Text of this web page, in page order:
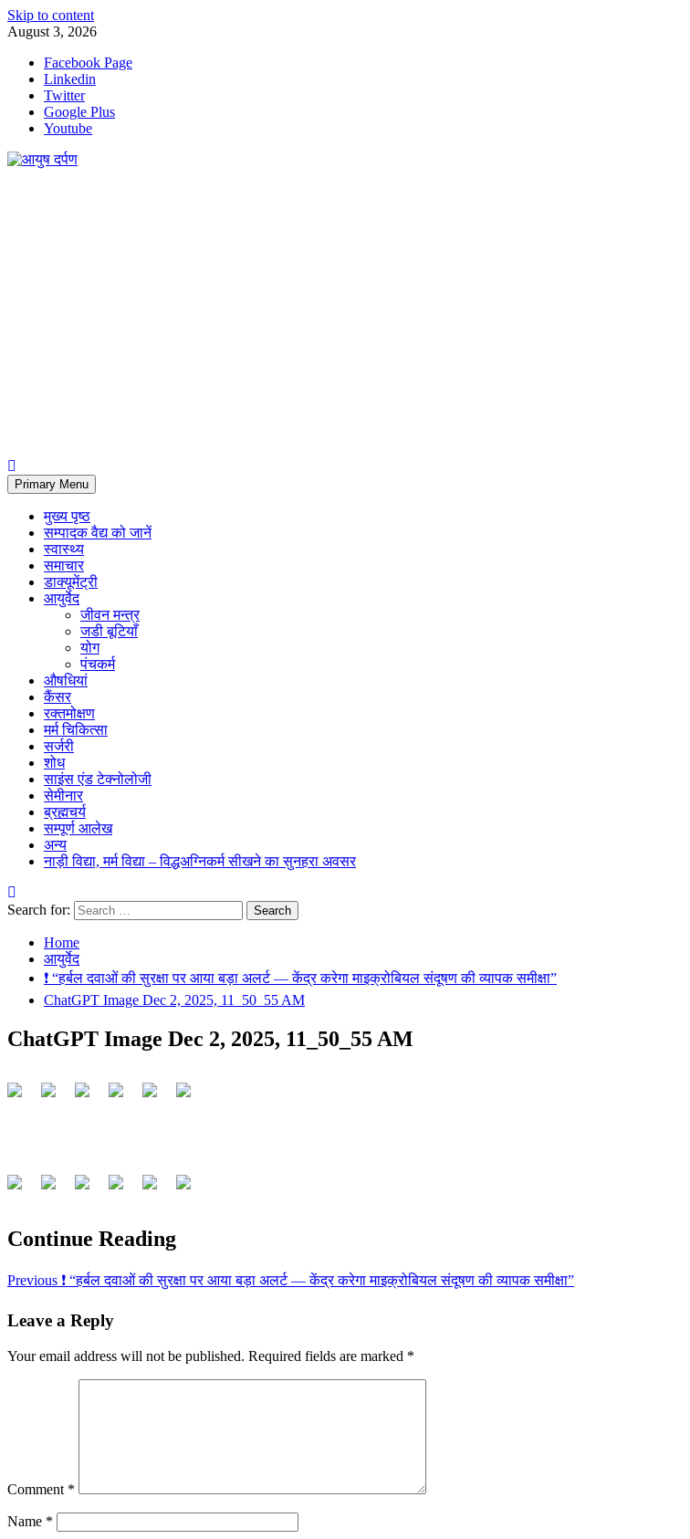
Skip to content
August 3, 2026
Facebook Page
Linkedin
Twitter
Google Plus
Youtube
Primary Menu
मुख्य पृष्ठ
सम्पादक वैद्य को जानें
स्वास्थ्य
समाचार
डाक्यूमेंट्री
आयुर्वेद
जीवन मन्त्र
जडी बूटियाँ
योग
पंचकर्म
औषधियां
कैंसर
रक्तमोक्षण
मर्म चिकित्सा
सर्जरी
शोध
साइंस एंड टेक्नोलोजी
सेमीनार
ब्रह्मचर्य
सम्पूर्ण आलेख
अन्य
नाड़ी विद्या, मर्म विद्या – विद्धअग्निकर्म सीखने का सुनहरा अवसर
Search for:
Home
आयुर्वेद
❗ “हर्बल दवाओं की सुरक्षा पर आया बड़ा अलर्ट — केंद्र करेगा माइक्रोबियल संदूषण की व्यापक समीक्षा”
ChatGPT Image Dec 2, 2025, 11_50_55 AM
ChatGPT Image Dec 2, 2025, 11_50_55 AM
Continue Reading
Previous ❗ “हर्बल दवाओं की सुरक्षा पर आया बड़ा अलर्ट — केंद्र करेगा माइक्रोबियल संदूषण की व्यापक समीक्षा”
Leave a Reply
Your email address will not be published. Required fields are marked *
Comment *
Name *